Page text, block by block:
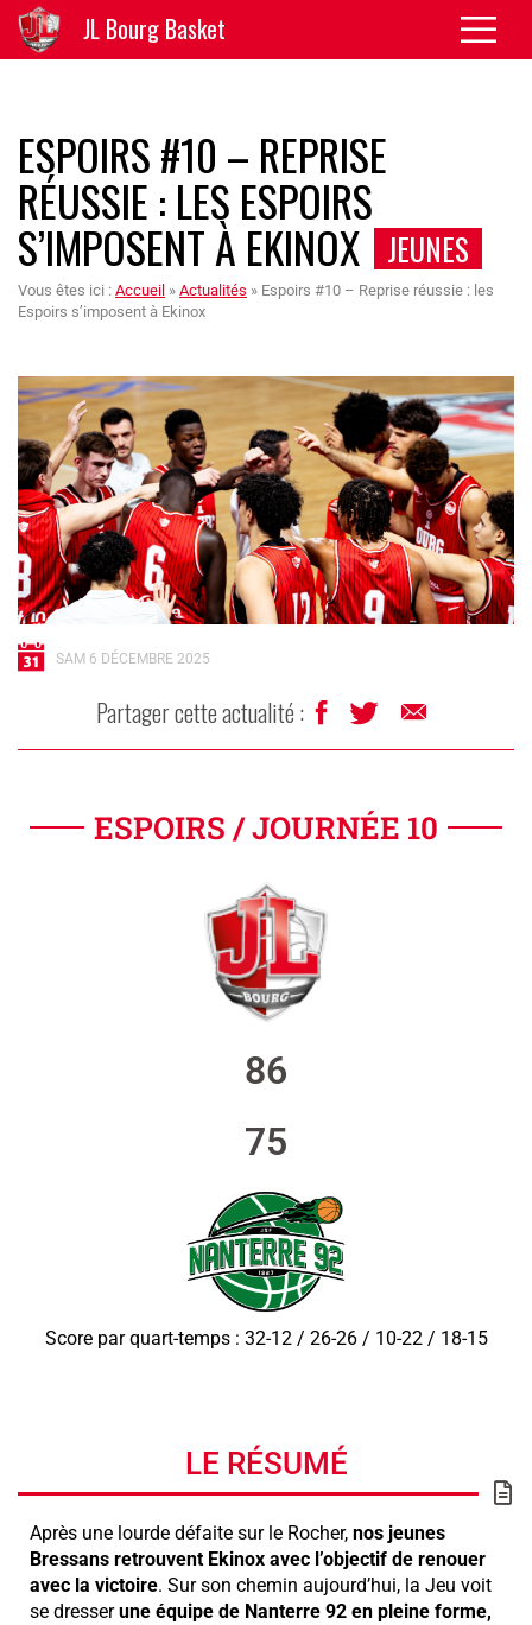
JL Bourg Basket
ESPOIRS #10 – REPRISE
RÉUSSIE : LES ESPOIRS
S’IMPOSENT À EKINOX JEUNES
Vous êtes ici : Accueil » Actualités » Espoirs #10 – Reprise réussie : les
Espoirs s’imposent à Ekinox
SAM 6 DÉCEMBRE 2025
Partager cette actualité :
ESPOIRS / JOURNÉE 10
86
75
Score par quart-temps : 32-12 / 26-26 / 10-22 / 18-15
LE RÉSUMÉ
Après une lourde défaite sur le Rocher, nos jeunes
Bressans retrouvent Ekinox avec l’objectif de renouer
avec la victoire. Sur son chemin aujourd’hui, la Jeu voit
se dresserune équipe de Nanterre 92 en pleine forme,